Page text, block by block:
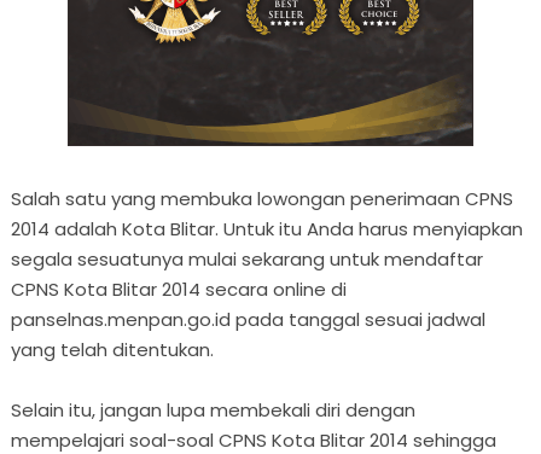
Salah satu yang membuka lowongan penerimaan CPNS
2014 adalah Kota Blitar. Untuk itu Anda harus menyiapkan
segala sesuatunya mulai sekarang untuk mendaftar
CPNS Kota Blitar 2014 secara online di
panselnas.menpan.go.id pada tanggal sesuai jadwal
yang telah ditentukan.
Selain itu, jangan lupa membekali diri dengan
mempelajari soal-soal CPNS Kota Blitar 2014 sehingga